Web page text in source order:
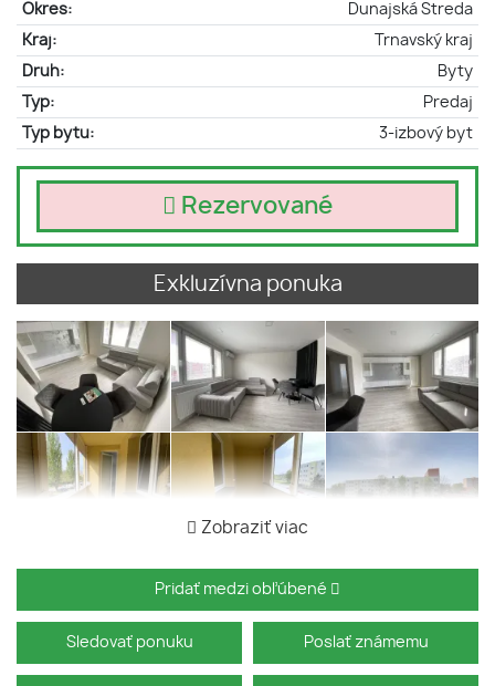
Okres:
Dunajská Streda
Kraj:
Trnavský kraj
Druh:
Byty
Typ:
Predaj
Typ bytu:
3-izbový byt
Rezervované
Exkluzívna ponuka
Zobraziť viac
Pridať medzi obľúbené
Sledovať ponuku Poslať známemu